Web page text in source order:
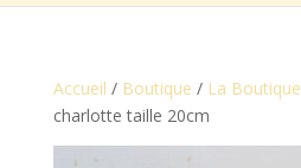
Accueil / Boutique / La Boutique
charlotte taille 20cm